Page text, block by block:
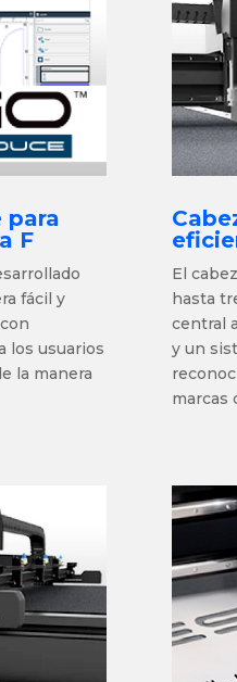
para
F
fácil y
los usuarios
la manera
El
hasta
central
y un
marcas